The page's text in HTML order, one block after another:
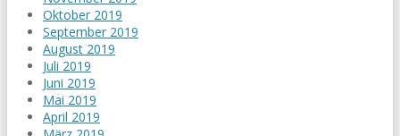
Oktober 2019
September 2019
August 2019
Juli 2019
Juni 2019
Mai 2019
April 2019